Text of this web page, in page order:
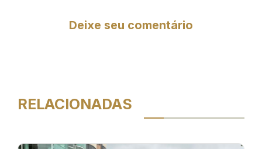
Deixe seu comentário
RELACIONADAS